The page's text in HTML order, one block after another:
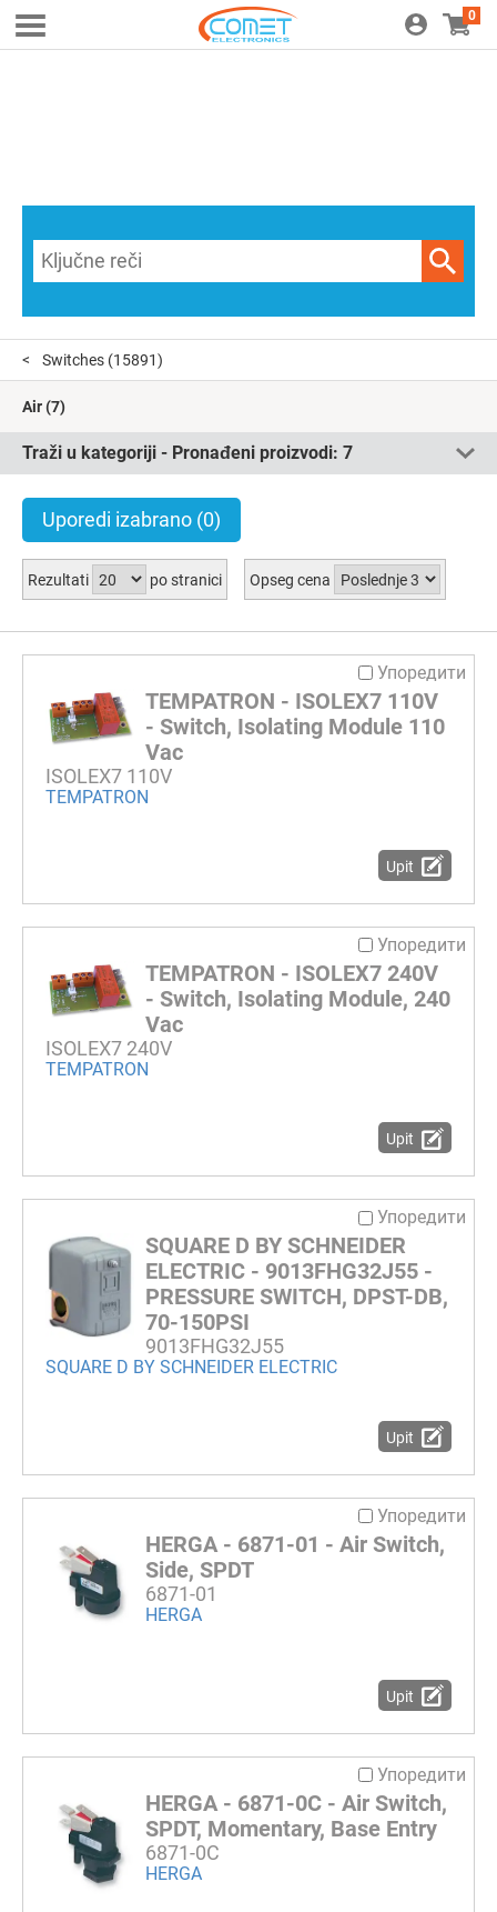
0
Switches (15891)
Air(7)
Traži u kategoriji - Pronađeni proizvodi: 7
Uporedi izabrano (0)
Rezultati po stranici Opseg cena
Упоредити
TEMPATRON - ISOLEX7 110V
- Switch, Isolating Module 110
Vac
ISOLEX7 110V
TEMPATRON
Upit
Упоредити
TEMPATRON - ISOLEX7 240V
- Switch, Isolating Module, 240
Vac
ISOLEX7 240V
TEMPATRON
Upit
Упоредити
SQUARE D BY SCHNEIDER
ELECTRIC - 9013FHG32J55 -
PRESSURE SWITCH, DPST-DB,
70-150PSI
9013FHG32J55
SQUARE D BY SCHNEIDER ELECTRIC
Upit
Упоредити
HERGA - 6871-01 - Air Switch,
Side, SPDT
6871-01
HERGA
Upit
Упоредити
HERGA - 6871-0C - Air Switch,
SPDT, Momentary, Base Entry
6871-0C
HERGA